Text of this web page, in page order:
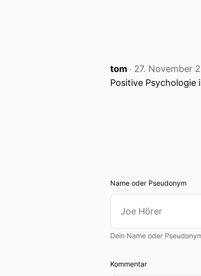
tom ‧ 27. November
Positive Psychologie
Name oder Pseudonym
Dein Name oder
Kommentar